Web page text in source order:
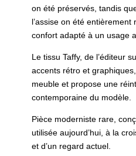
on été préservés, tandis
l’assise on été entièrement
confort adapté à un usage
Le tissu Taffy, de l’éditeur
accents rétro et
meuble et propose une
contemporaine du modèle.
Pièce moderniste rare,
utilisée aujourd’hui, à la
et d’un regard actuel.